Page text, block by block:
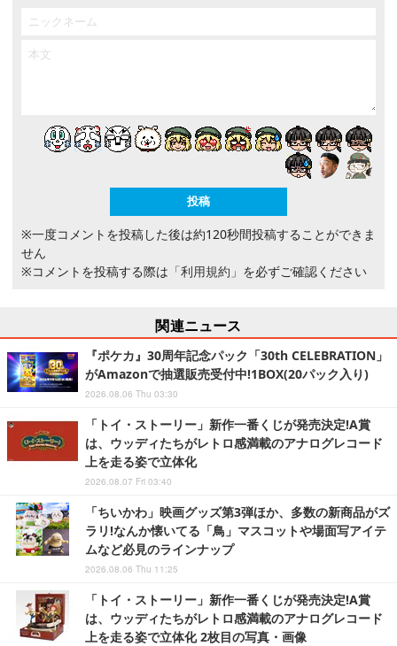
※一度コメントを投稿した後は約120秒間投稿することができま
せん
※コメントを投稿する際は 「利用規約」 を必ずご確認ください
関連ニュース
『ポケカ』30周年記念パック「30th CELEBRATION」
がAmazonで抽選販売受付中!1BOX(20パック入り)
2026.08.06 Thu 03:30
「トイ・ストーリー」新作一番くじが発売決定!A賞
は、ウッディたちがレトロ感満載のアナログレコード
上を走る姿で立体化
2026.08.07 Fri 03:40
「ちいかわ」映画グッズ第3弾ほか、多数の新商品がズ
ラリ!なんか懐いてる「鳥」マスコットや場面写アイテ
ムなど必見のラインナップ
2026.08.06 Thu 11:25
「トイ・ストーリー」新作一番くじが発売決定!A賞
は、ウッディたちがレトロ感満載のアナログレコード
上を走る姿で立体化 2枚目の写真・画像